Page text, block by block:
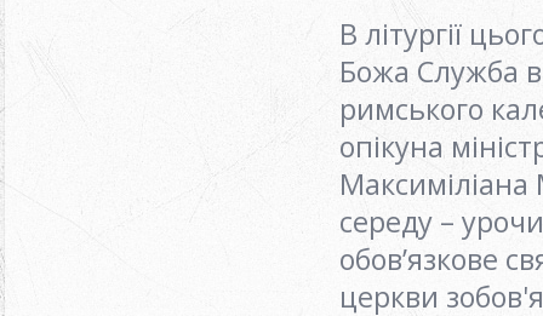
В літургії
Божа Служба
римського
опікуна
середу –
обов’язкове
церкви